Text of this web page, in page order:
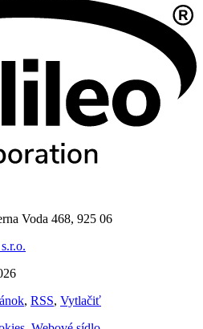
Voda 468, 925 06
, RSS, Vytlačiť